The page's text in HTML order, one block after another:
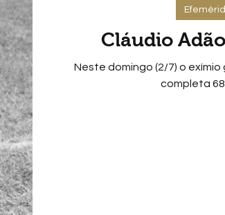
Cláudio
Neste domingo (2/7) o
completa